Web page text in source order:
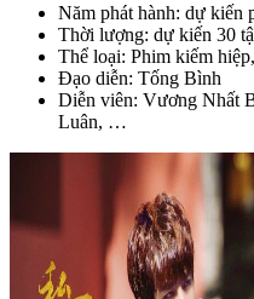
Năm phát hành: dự kiến
Thời lượng: dự kiến 30
Thể loại: Phim kiếm
Đạo diễn: Tống Bình
Diễn viên: Vương Nhất
Luân, …